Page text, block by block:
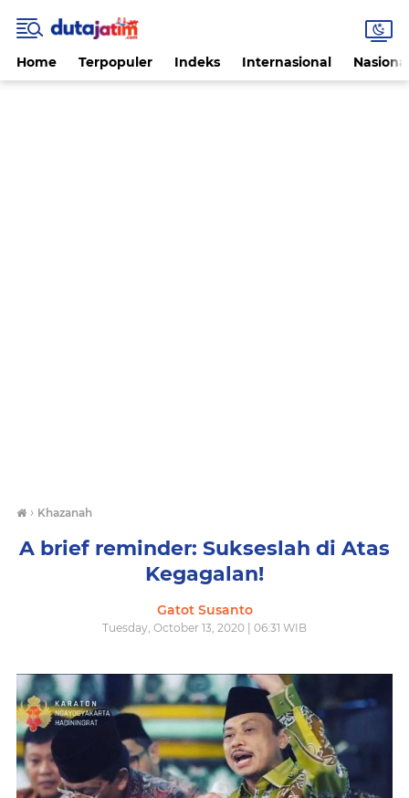
Home Terpopuler Indeks Internasional
› Khazanah
A brief reminder: Sukseslah di Atas
Kegagalan!
Gatot Susanto
Tuesday, October 13, 2020 | 06:31 WIB